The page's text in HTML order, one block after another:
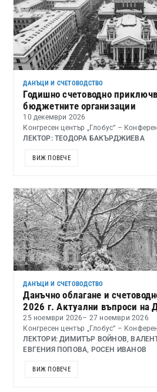
ДАНЪЦИ И СЧЕТОВОДСТВО
Годишно счетоводно
бюджетните организации
10 декември 2026
Конгресен център „Глобус“ –
ЛЕКТОР: ТЕОДОРА БАКЪРДЖИЕВА
ВИЖ ПОВЕЧЕ
ДАНЪЦИ И СЧЕТОВОДСТВО
Данъчно облагане и
2026 г. Актуални въпроси на
25 ноември 2026– 27 ноември 2026
Конгресен център „Глобус“ –
ЛЕКТОРИ: ДИМИТЪР ВОЙНОВ,
ЕВГЕНИЯ ПОПОВА, РОСЕН ИВАНОВ
ВИЖ ПОВЕЧЕ